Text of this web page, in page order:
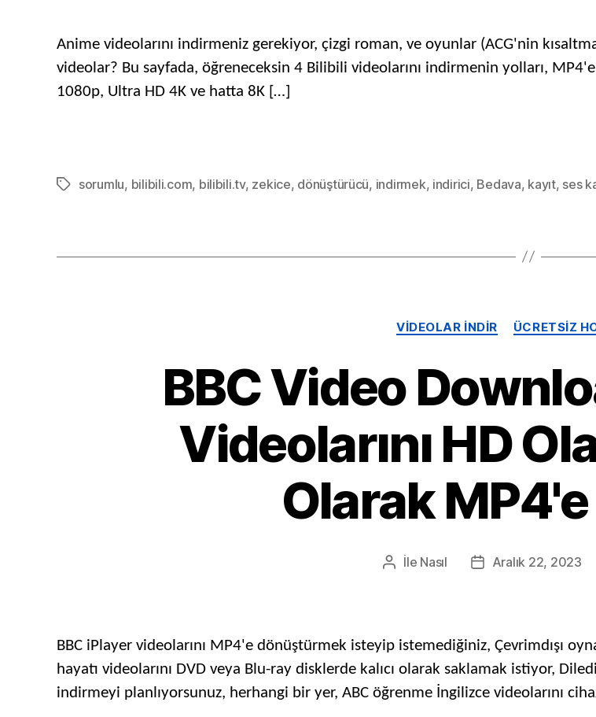
Anime videolarını indirmeniz gerekiyor, çizgi roman, ve oyunlar (ACG'nin
videolar? Bu sayfada, öğreneceksin 4 Bilibili videolarını indirmenin yolları,
1080p, Ultra HD 4K ve hatta 8K […]
Etiketler
sorumlu, bilibili.com, bilibili.tv, zekice, dönüştürücü, indirmek, indirici, Bedava, kayıt, ses
Kategoriler
VIDEOLAR INDIR ÜCRETSIZ
BBC Video
Videolarını HD
Olarak
Gönderi
İle Nasıl
PostaAralık 22, 2023
BBC iPlayer videolarını MP4'e dönüştürmek isteyip istemediğiniz, Çevrimdışı
hayatı videolarını DVD veya Blu-ray disklerde kalıcı olarak saklamak istiyor,
indirmeyi planlıyorsunuz, herhangi bir yer, ABC öğrenme İngilizce videolarını